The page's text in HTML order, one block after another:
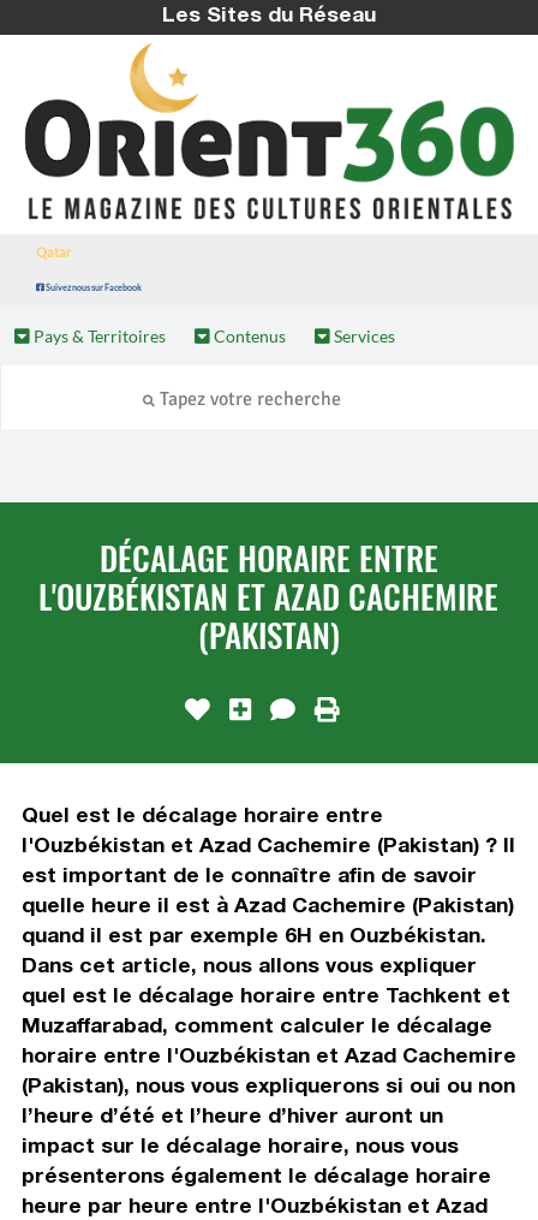
Les Sites du Réseau
Qatar
Suivez nous sur Facebook
Pays & Territoires Contenus Services
DÉCALAGE HORAIRE ENTRE
L'OUZBÉKISTAN ET AZAD CACHEMIRE
(PAKISTAN)
Quel est le décalage horaire entre
l'Ouzbékistan et Azad Cachemire (Pakistan) ? Il
est important de le connaître afin de savoir
quelle heure il est à Azad Cachemire (Pakistan)
quand il est par exemple 6H en Ouzbékistan.
Dans cet article, nous allons vous expliquer
quel est le décalage horaire entre Tachkent et
Muzaffarabad, comment calculer le décalage
horaire entre l'Ouzbékistan et Azad Cachemire
(Pakistan), nous vous expliquerons si oui ou non
l’heure d’été et l’heure d’hiver auront un
impact sur le décalage horaire, nous vous
présenterons également le décalage horaire
heure par heure entre l'Ouzbékistan et Azad